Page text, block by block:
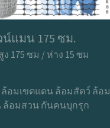
แมน 175 ซม.
ง 175 ซม / ห่าง 15 ซม
อมเขตแดน ล้อมสัตว์ ล้อม
อมสวน กันคนบุกรุก